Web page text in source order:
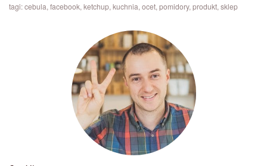
tagi:cebula, facebook, ketchup, kuchnia, ocet, pomidory, produkt, sklep